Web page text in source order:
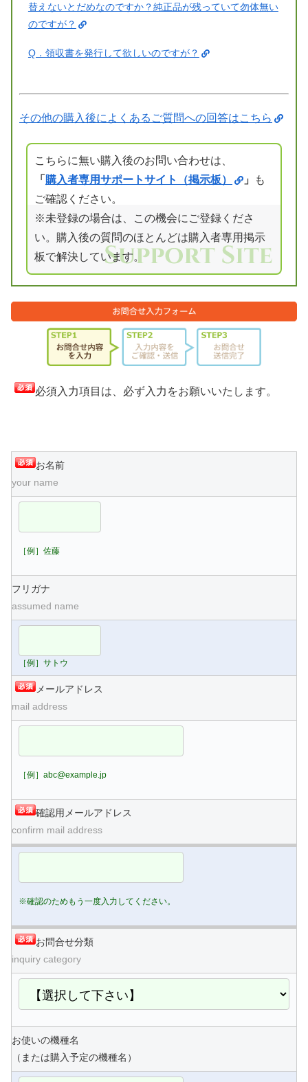
替えないとだめなのですか？純正品が残っていて勿体無い
のですが？
Q．領収書を発行して欲しいのですが？
その他の購入後によくあるご質問への回答はこちら
こちらに無い購入後のお問い合わせは、
「 購入者専用サポートサイト（掲示板） 」
も
ご確認ください。
※未登録の場合は、この機会にご登録くださ
い。購入後の質問のほとんどは購入者専用掲示
板で解決しています。
必須入力項目は、必ず入力をお願いいたします。
お名前
your name
［例］佐藤
フリガナ
assumed name
［例］サトウ
メールアドレス
mail address
［例］abc@example.jp
確認用メールアドレス
confirm mail address
※確認のためもう一度入力してください。
お問合せ分類
inquiry category
お使いの機種名
（または購入予定の機種名）